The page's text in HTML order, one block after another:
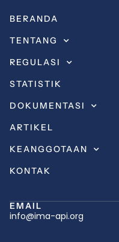
BERANDA
TENTANG
REGULASI
STATISTIK
DOKUMENTASI
ARTIKEL
KEANGGOTAAN
KONTAK
EMAIL
info@ima-api.org